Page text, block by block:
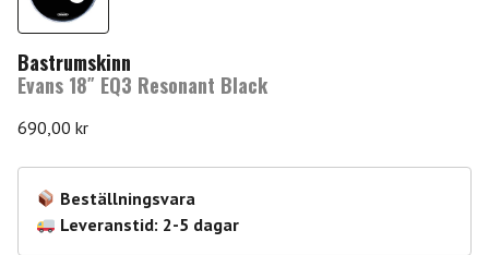
Bastrumskinn
Evans 18″ EQ3 Resonant Black
690,00 kr
Beställningsvara
Leveranstid: 2-5 dagar